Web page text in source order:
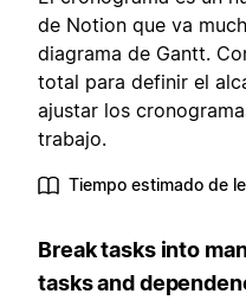
de Notion que va
diagrama de Gantt.
total para definir el
ajustar los
trabajo.
Tiempo estimado de
Break tasks into
tasks and